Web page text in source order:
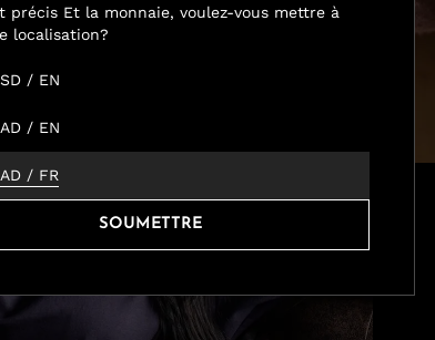
précis Et la monnaie, voulez-vous mettre à
localisation?
/ EN
/ EN
/ FR
SOUMETTRE